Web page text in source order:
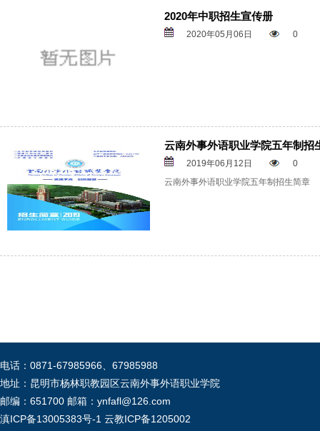
2020年中职招生宣传册
2020年05月06日 0
云南外事外语职业学院五年制招
2019年06月12日
0
云南外事外语职业学院五年制招生简章
电话：0871-67985966、67985988
地址：昆明市杨林职教园区云南外事外语职业学院
邮编：651700 邮箱：ynfafl@126.com
滇ICP备13005383号-1 云教ICP备1205002